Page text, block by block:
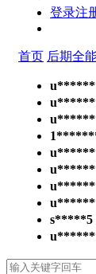
登录注
首页 后期全
s*****5